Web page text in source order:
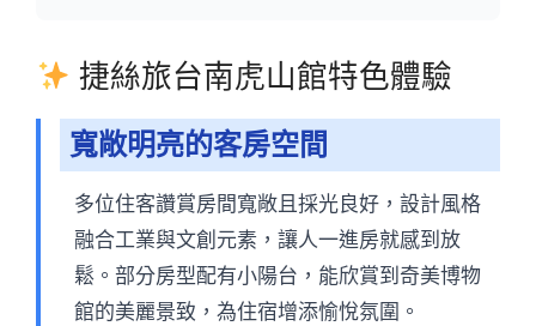
捷絲旅台南虎山館特色體驗
寬敞明亮的客房空間
多位住客讚賞房間寬敞且採光良好，設計風格
融合工業與文創元素，讓人一進房就感到放
鬆。部分房型配有小陽台，能欣賞到奇美博物
館的美麗景致，為住宿增添愉悅氛圍。